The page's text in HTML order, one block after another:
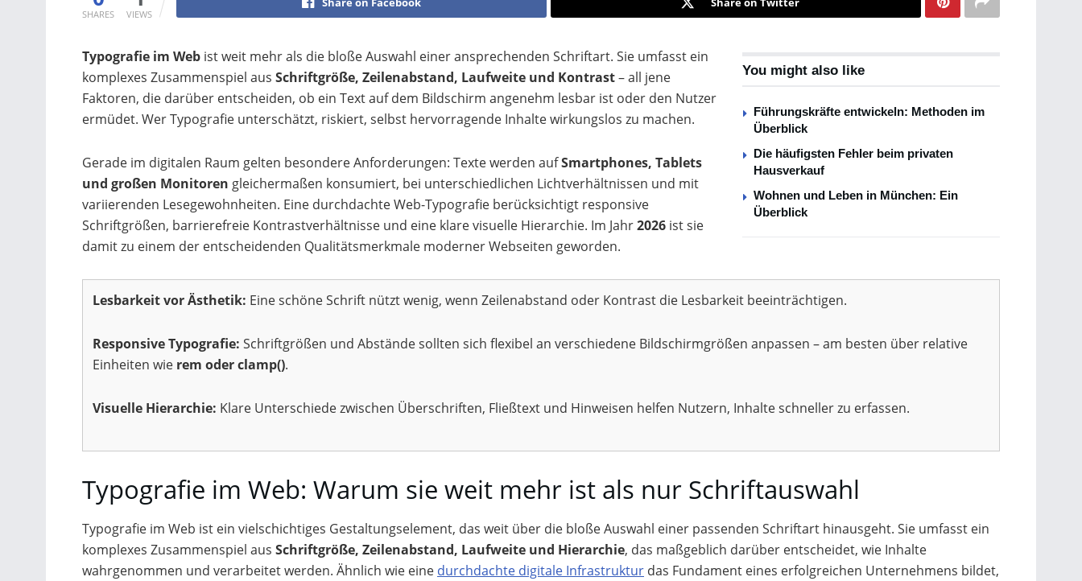
SHARES VIEWS
You might also like
Führungskräfte entwickeln: Methoden im
Überblick
Die häufigsten Fehler beim privaten
Hausverkauf
Wohnen und Leben in München: Ein
Überblick
Typografie im Web ist weit mehr als die bloße Auswahl einer ansprechenden Schriftart. Sie umfasst ein
komplexes Zusammenspiel aus Schriftgröße, Zeilenabstand, Laufweite und Kontrast– all jene
Faktoren, die darüber entscheiden, ob ein Text auf dem Bildschirm angenehm lesbar ist oder den Nutzer
ermüdet. Wer Typografie unterschätzt, riskiert, selbst hervorragende Inhalte wirkungslos zu machen.
Gerade im digitalen Raum gelten besondere Anforderungen: Texte werden aufSmartphones, Tablets
und großen Monitoren gleichermaßen konsumiert, bei unterschiedlichen Lichtverhältnissen und mit
variierenden Lesegewohnheiten. Eine durchdachte Web-Typografie berücksichtigt responsive
Schriftgrößen, barrierefreie Kontrastverhältnisse und eine klare visuelle Hierarchie. Im Jahr2026 ist sie
damit zu einem der entscheidenden Qualitätsmerkmale moderner Webseiten geworden.
Lesbarkeit vor Ästhetik: Eine schöne Schrift nützt wenig, wenn Zeilenabstand oder Kontrast die Lesbarkeit beeinträchtigen.
Responsive Typografie: Schriftgrößen und Abstände sollten sich flexibel an verschiedene Bildschirmgrößen anpassen – am besten über relative
Einheiten wie rem oder clamp().
Visuelle Hierarchie: Klare Unterschiede zwischen Überschriften, Fließtext und Hinweisen helfen Nutzern, Inhalte schneller zu erfassen.
Typografie im Web: Warum sie weit mehr ist als nur Schriftauswahl
Typografie im Web ist ein vielschichtiges Gestaltungselement, das weit über die bloße Auswahl einer passenden Schriftart hinausgeht. Sie umfasst ein
komplexes Zusammenspiel aus Schriftgröße, Zeilenabstand, Laufweite und Hierarchie, das maßgeblich darüber entscheidet, wie Inhalte
wahrgenommen und verarbeitet werden. Ähnlich wie eine durchdachte digitale Infrastruktur das Fundament eines erfolgreichen Unternehmens bildet,